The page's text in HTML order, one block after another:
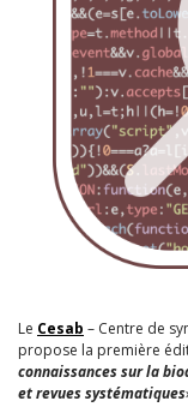
Le Cesab – Centre de
propose la première
connaissances sur la
etrevues systématiques